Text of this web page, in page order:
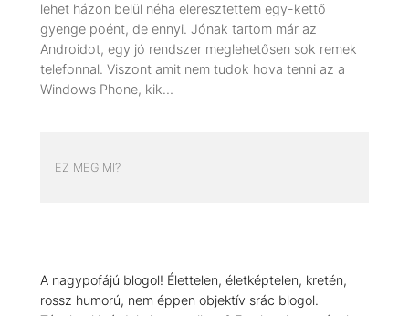
lehet házon belül néha eleresztettem egy-kettő
gyenge poént, de ennyi. Jónak tartom már az
Androidot, egy jó rendszer meglehetősen sok remek
telefonnal. Viszont amit nem tudok hova tenni az a
Windows Phone, kik…
EZ MEG MI?
A nagypofájú blogol! Élettelen, életképtelen, kretén,
rossz humorú, nem éppen objektív srác blogol.